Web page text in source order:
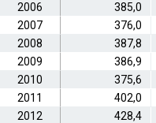
2006
385,0
2007
376,0
2008
387,8
2009
386,9
2010
375,6
2011
402,0
2012
428,4